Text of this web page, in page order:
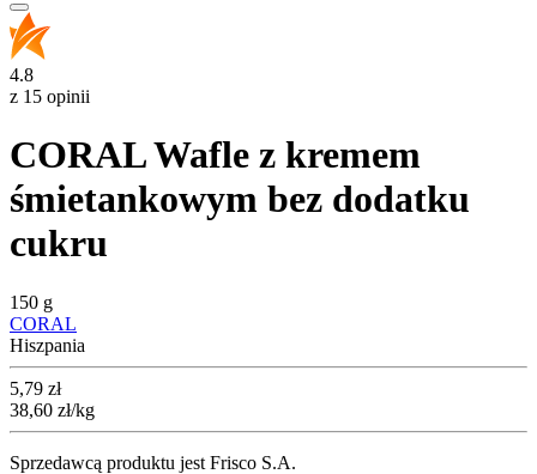
4.8
z 15 opinii
CORAL Wafle z kremem
śmietankowym bez dodatku
cukru
150 g
CORAL
Hiszpania
Cena
5,79 zł
38,60 zł/kg
Sprzedawcą produktu jest Frisco S.A.